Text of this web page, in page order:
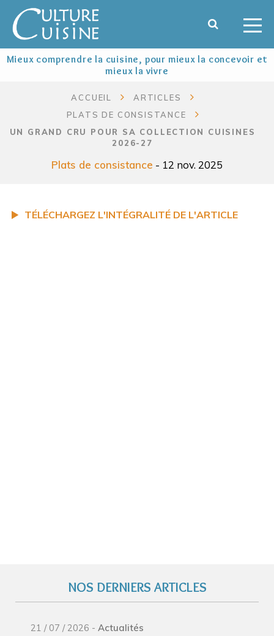
Mieux comprendre la cuisine, pour mieux la concevoir et
mieux la vivre
Plats de consistance - 12 nov. 2025
ACCUEIL
ARTICLES
PLATS DE CONSISTANCE
UN GRAND CRU POUR SA COLLECTION CUISINES
2026-27
TÉLÉCHARGEZ L'INTÉGRALITÉ DE L'ARTICLE
NOS DERNIERS ARTICLES
21 / 07 / 2026 - Actualités